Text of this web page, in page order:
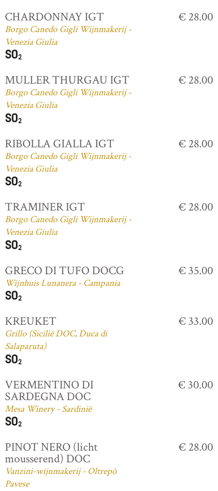
CHARDONNAY IGT
Borgo Canedo Gigli Wijnmakerij -
Venezia Giulia
€ 28.00
MULLER THURGAU IGT
Borgo Canedo Gigli Wijnmakerij -
Venezia Giulia
€ 28.00
RIBOLLA GIALLA IGT
Borgo Canedo Gigli Wijnmakerij -
Venezia Giulia
€ 28.00
TRAMINER IGT
Borgo Canedo Gigli Wijnmakerij -
Venezia Giulia
€ 28.00
GRECO DI TUFO DOCG
Wijnhuis Lunanera - Campania
€ 35.00
KREUKET
Grillo (Sicilië DOC, Duca di
Salaparuta)
€ 33.00
VERMENTINO DI
SARDEGNA DOC
Mesa Winery - Sardinië
€ 30.00
PINOT NERO (licht
mousserend) DOC
Vanzini-wijnmakerij - Oltrepò
Pavese
€ 28.00